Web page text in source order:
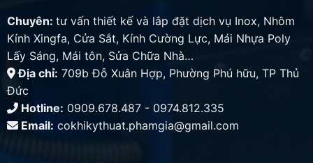
Chuyên: tư vấn thiết kế và lắp đặt dịch vụ Inox, Nhôm
Kính Xingfa, Cửa Sắt, Kính Cường Lực, Mái Nhựa Poly
Lấy Sáng, Mái tôn, Sửa Chữa Nhà…
Địa chỉ: 709b Đỗ Xuân Hợp, Phường Phú hữu, TP Thủ
Đức
Hotline: 0909.678.487 - 0974.812.335
Email: cokhikythuat.phamgia@gmail.com